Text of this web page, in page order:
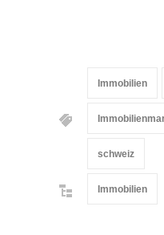
Immobilien
schweiz
Immobilien